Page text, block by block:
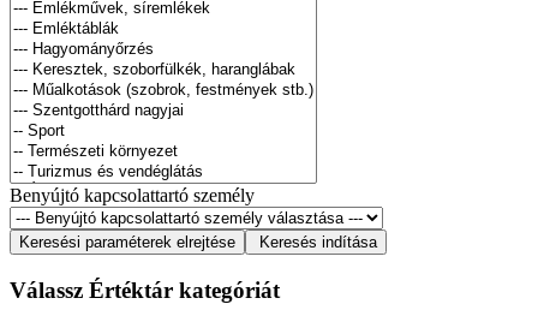
Benyújtó kapcsolattartó személy
Keresési paraméterek elrejtése Keresés indítása
Válassz Értéktár kategóriát